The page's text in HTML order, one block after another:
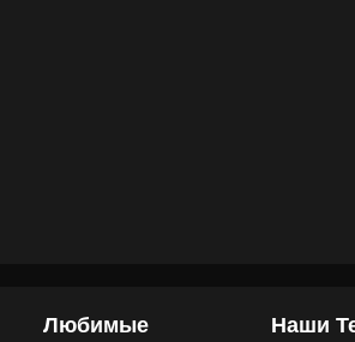
Любимые
Наши